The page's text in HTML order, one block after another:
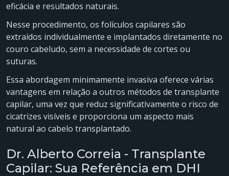
eficácia e resultados naturais.
Nesse procedimento, os folículos capilares são
extraídos individualmente e implantados diretamente no
couro cabeludo, sem a necessidade de cortes ou
suturas.
Essa abordagem minimamente invasiva oferece várias
vantagens em relação a outros métodos de transplante
capilar, uma vez que reduz significativamente o risco de
cicatrizes visíveis e proporciona um aspecto mais
natural ao cabelo transplantado.
Dr. Alberto Correia - Transplante
Capilar: Sua Referência em DHI